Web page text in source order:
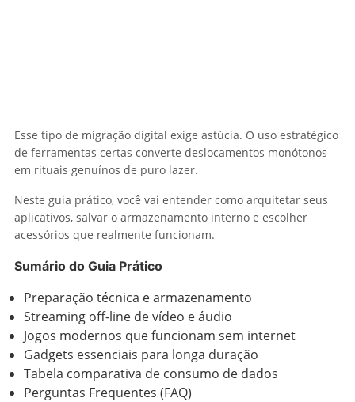
Esse tipo de migração digital exige astúcia. O uso estratégico
de ferramentas certas converte deslocamentos monótonos
em rituais genuínos de puro lazer.
Neste guia prático, você vai entender como arquitetar seus
aplicativos, salvar o armazenamento interno e escolher
acessórios que realmente funcionam.
Sumário do Guia Prático
Preparação técnica e armazenamento
Streaming off-line de vídeo e áudio
Jogos modernos que funcionam sem internet
Gadgets essenciais para longa duração
Tabela comparativa de consumo de dados
Perguntas Frequentes (FAQ)